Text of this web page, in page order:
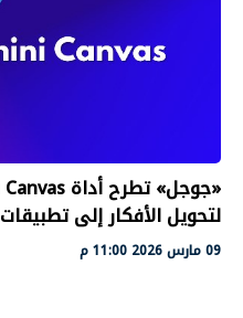
لتحويل الأفكار إلى تطبيقات
09 مارس 2026 11:00 م